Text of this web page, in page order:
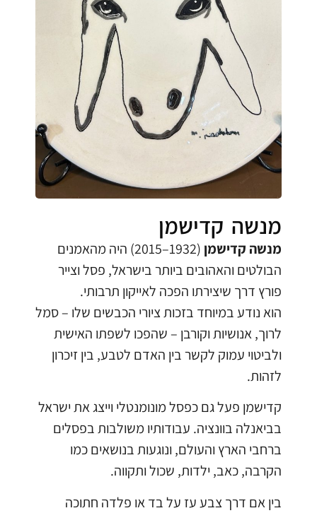
מנשה קדישמן
מנשה קדישמן
(1932–2015) היה מהאמנים
הבולטים והאהובים ביותר בישראל, פסל וצייר
פורץ דרך שיצירתו הפכה לאייקון תרבותי.
הוא נודע במיוחד בזכות ציורי הכבשים שלו – סמל
לרוך, אנושיות וקורבן – שהפכו לשפתו האישית
ולביטוי עמוק לקשר בין האדם לטבע, בין זיכרון
לזהות.
קדישמן פעל גם כפסל מונומנטלי וייצג את ישראל
בביאנלה בוונציה. עבודותיו משולבות בפסלים
ברחבי הארץ והעולם, ונוגעות בנושאים כמו
הקרבה, כאב, ילדות, שכול ותקווה.
בין אם דרך צבע עז על בד או פלדה חתוכה